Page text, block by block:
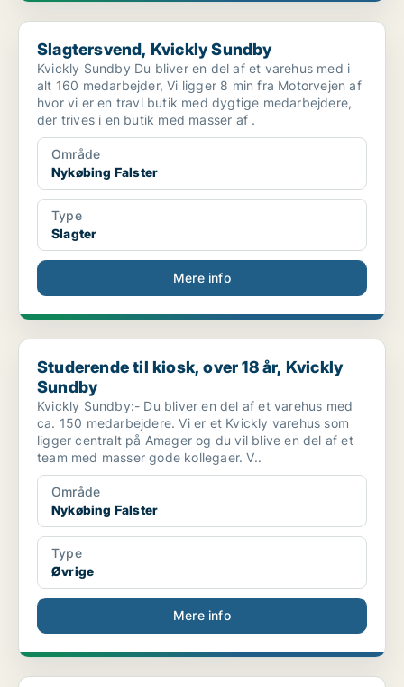
Slagtersvend, Kvickly Sundby
Slagtersvend, Kvickly Sundby
Kvickly Sundby Du bliver en del af et varehus med i
alt 160 medarbejder, Vi ligger 8 min fra Motorvejen af
hvor vi er en travl butik med dygtige medarbejdere,
der trives i en butik med masser af .
Område
Nykøbing Falster
Type
Slagter
Mere info
Studerende til kiosk, over 18 år, Kvickly Sundby
Studerende til kiosk, over 18 år, Kvickly
Sundby
Kvickly Sundby:- Du bliver en del af et varehus med
ca. 150 medarbejdere. Vi er et Kvickly varehus som
ligger centralt på Amager og du vil blive en del af et
team med masser gode kollegaer. V..
Område
Nykøbing Falster
Type
Øvrige
Mere info